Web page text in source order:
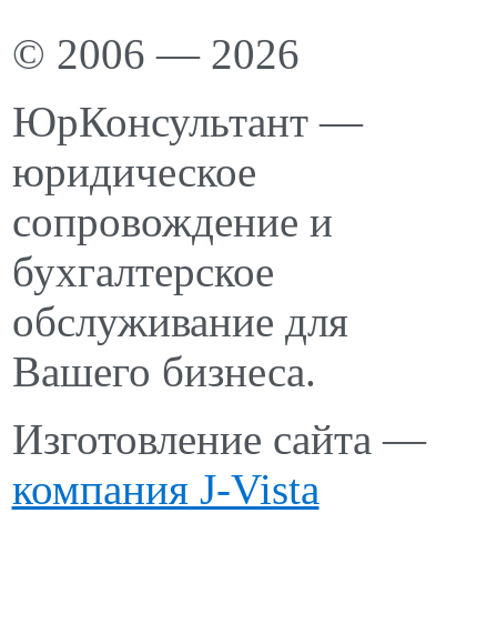
© 2006 — 2026
ЮрКонсультант —
юридическое
сопровождение и
бухгалтерское
обслуживание для
Вашего бизнеса.
Изготовление сайта —
компания J-Vista